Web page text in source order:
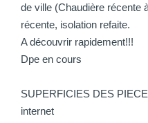
de ville (Chaudière récente
récente, isolation refaite.
A découvrir rapidement!!!
Dpe en cours
SUPERFICIES DES
internet